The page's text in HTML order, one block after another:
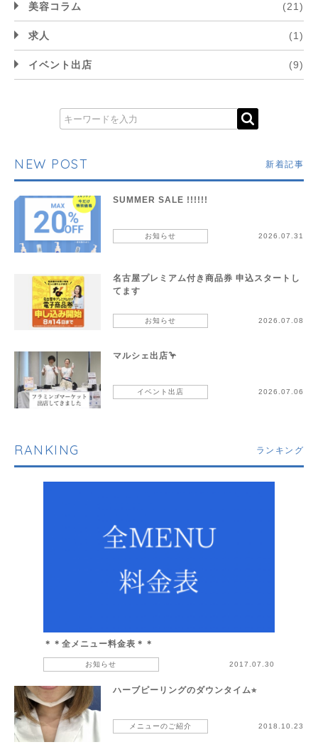
美容コラム (21)
求人 (1)
イベント出店 (9)
NEW POST 新着記事
SUMMER SALE !!!!!!
お知らせ 2026.07.31
名古屋プレミアム付き商品券 申込スタートし
てます
お知らせ 2026.07.08
マルシェ出店🦩
イベント出店 2026.07.06
RANKING ランキング
＊＊全メニュー料金表＊＊
お知らせ 2017.07.30
ハーブピーリングのダウンタイム⭐︎
メニューのご紹介 2018.10.23